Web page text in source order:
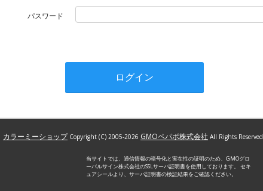
パスワード
カラーミーショップCopyright (C) 2005-2026 GMOペパボ株式会社 All Rights Reserved.
当サイトでは、通信情報の暗号化と実在性の証明のため、GMOグロ
ーバルサイン株式会社のSSLサーバ証明書を使用しております。 セキ
ュアシールより、サーバ証明書の検証結果をご確認ください。